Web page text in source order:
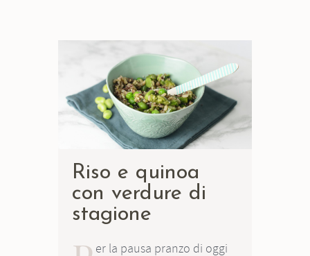
Riso e quinoa
con verdure di
stagione
er la pausa pranzo di oggi